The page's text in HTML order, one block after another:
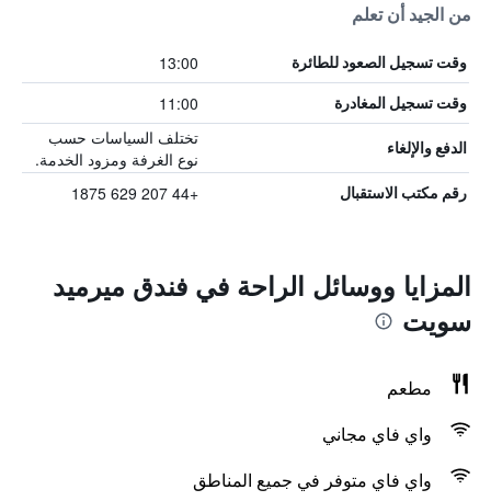
من الجيد أن تعلم
وقت تسجيل الصعود للطائرة 13:00
وقت تسجيل المغادرة 11:00
الدفع والإلغاء
تختلف السياسات حسب
نوع الغرفة ومزود الخدمة.
رقم مكتب الاستقبال +44 207 629 1875
المزايا ووسائل الراحة في فندق ميرميد
سويت
مطعم
واي فاي مجاني
واي فاي متوفر في جميع المناطق